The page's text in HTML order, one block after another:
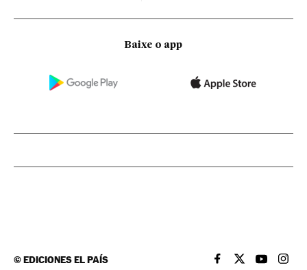
Baixe o app
©EDICIONES EL PAÍS EL PAÍS BRASIL EN
EL PAÍSEL PAÍS
EL